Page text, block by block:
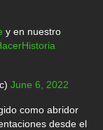
y en nuestro
June 6, 2022
como abridor
desde el